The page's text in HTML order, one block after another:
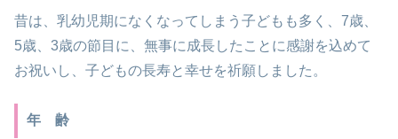
昔は、乳幼児期になくなってしまう子どもも多く、7歳、
5歳、3歳の節目に、無事に成長したことに感謝を込めて
お祝いし、子どもの長寿と幸せを祈願しました。
年 齢